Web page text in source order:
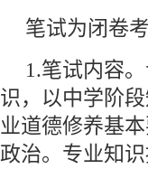
笔试为闭卷
1.笔试内容
识，以中学阶
业道德修养基
政治。专业知